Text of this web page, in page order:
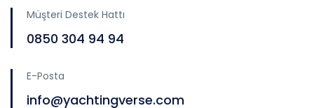
Müşteri Destek Hattı
0850 304 94 94
E-Posta
info@yachtingverse.com